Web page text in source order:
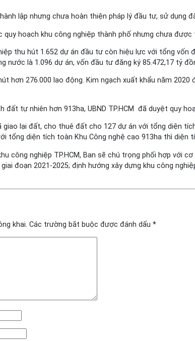
lập nhưng chưa hoàn thiện pháp lý đầu tư, sử dụng
hoạch khu công nghiệp thành phố nhưng chưa
thu hút 1.652 dự án đầu tư còn hiệu lực với tổng
nước là 1.096 dự án, vốn đầu tư đăng ký 85.472,17 tỷ
hơn 276.000 lao động. Kim ngạch xuất khẩu năm
đất tự nhiên hơn 913ha, UBND TP.HCM đã duyệt quy
giao lại đất, cho thuê đất cho 127 dự án với tổng diện
tổng diện tích toàn Khu Công nghệ cao 913ha thì diện
công nghiệp TP.HCM, Ban sẽ chú trọng phối hợp
đoạn 2021-2025; định hướng xây dựng khu công
khai. Các trường bắt buộc được đánh dấu *